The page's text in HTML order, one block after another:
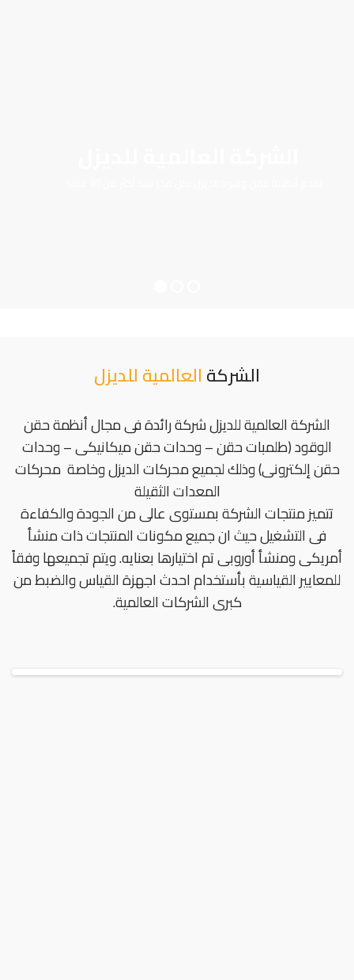
الشركةالعالمية للديزل
الشركة العالمية للديزل شركة رائدة فى مجال أنظمة حقن
الوقود (طلمبات حقن – وحدات حقن ميكانيكى – وحدات
حقن إلكترونى) وذلك لجميع محركات الديزل وخاصة محركات
المعدات الثقيلة
تتميز منتجات الشركة بمستوى عالى من الجودة والكفاءة
فى التشغيل حيث ان جميع مكونات المنتجات ذات منشأ
أمريكى ومنشأ أوروبى تم اختيارها بعنايه. ويتم تجميعها وفقاً
للمعايير القياسية بأستخدام احدث اجهزة القياس والضبط من
كبرى الشركات العالمية.